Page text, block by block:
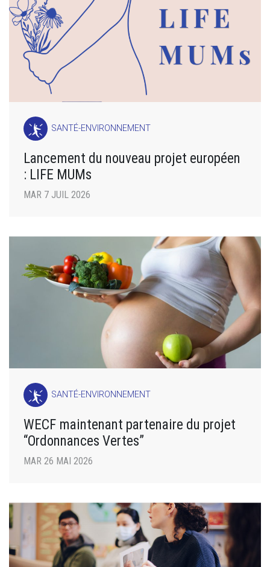
SANTÉ-ENVIRONNEMENT
Lancement du nouveau projet européen
: LIFE MUMs
MAR 7 JUIL 2026
SANTÉ-ENVIRONNEMENT
WECF maintenant partenaire du projet
“Ordonnances Vertes”
MAR 26 MAI 2026